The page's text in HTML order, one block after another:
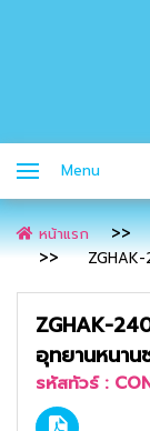
Menu
หน้าแรก
ZGHAK-
อุทยานหนาน
รหัสทัวร์ :